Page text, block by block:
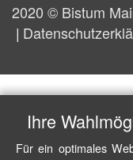
2020 © Bistum
Ihre
Für ein optimales